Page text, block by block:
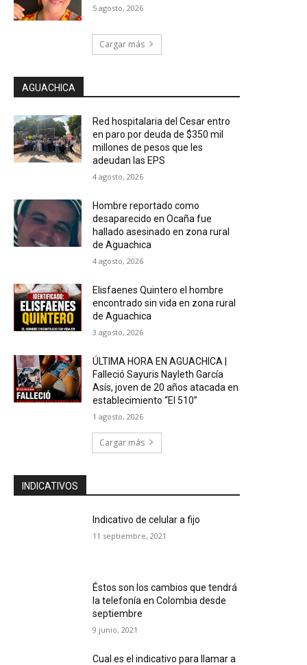
5 agosto, 2026
Cargar más
AGUACHICA
Red hospitalaria del Cesar entro
en paro por deuda de $350 mil
millones de pesos que les
adeudan las EPS
4 agosto, 2026
Hombre reportado como
desaparecido en Ocaña fue
hallado asesinado en zona rural
de Aguachica
4 agosto, 2026
Elisfaenes Quintero el hombre
encontrado sin vida en zona rural
de Aguachica
3 agosto, 2026
ÚLTIMA HORA EN AGUACHICA |
Falleció Sayuris Nayleth García
Asís, joven de 20 años atacada en
establecimiento “El 510”
1 agosto, 2026
Cargar más
INDICATIVOS
Indicativo de celular a fijo
11 septiembre, 2021
Éstos son los cambios que tendrá
la telefonía en Colombia desde
septiembre
9 junio, 2021
Cual es el indicativo para llamar a